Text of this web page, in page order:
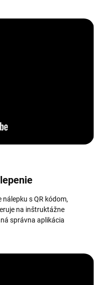
s QR kódom,
na inštruktážne
správna aplikácia